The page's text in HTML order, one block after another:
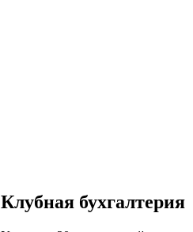
Клубная бухгалтерия